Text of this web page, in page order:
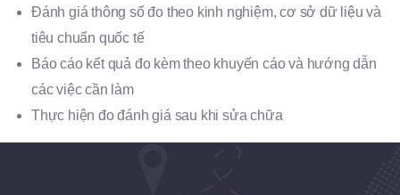
Đánh giá thông số đo theo kinh nghiệm, cơ sở dữ liệu và
tiêu chuẩn quốc tế
Báo cáo kết quả đo kèm theo khuyến cáo và hướng dẫn
các việc cần làm
Thực hiện đo đánh giá sau khi sửa chữa